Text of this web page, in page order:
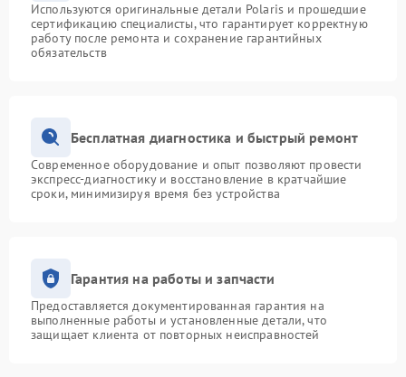
Используются оригинальные детали Polaris и прошедшие
сертификацию специалисты, что гарантирует корректную
работу после ремонта и сохранение гарантийных
обязательств
Бесплатная диагностика и быстрый ремонт
Современное оборудование и опыт позволяют провести
экспресс-диагностику и восстановление в кратчайшие
сроки, минимизируя время без устройства
Гарантия на работы и запчасти
Предоставляется документированная гарантия на
выполненные работы и установленные детали, что
защищает клиента от повторных неисправностей